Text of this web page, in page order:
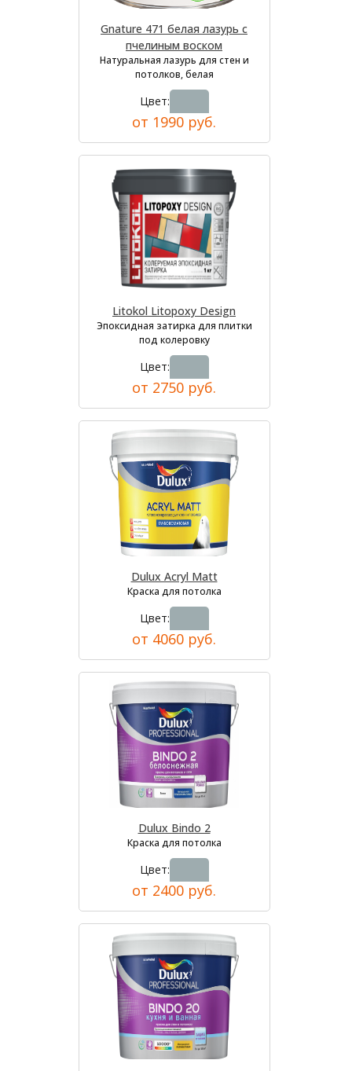
Gnature 471 белая лазурь с
пчелиным воском
Натуральная лазурь для стен и
потолков, белая
Цвет:
от 1990 руб.
Litokol Litopoxy Design
Эпоксидная затирка для плитки
под колеровку
Цвет:
от 2750 руб.
Dulux Acryl Matt
Краска для потолка
Цвет:
от 4060 руб.
Dulux Bindo 2
Краска для потолка
Цвет:
от 2400 руб.